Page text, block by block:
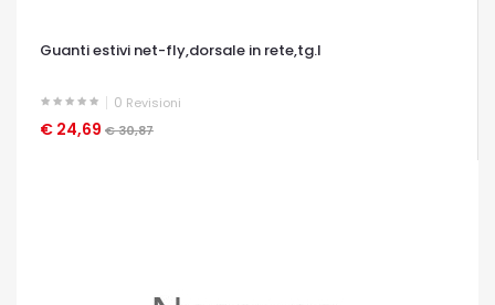
Guanti estivi net-fly,dorsale in rete,tg.l
0 Revisioni
€ 24,69 € 30,87
OCCHIATA VELOCE